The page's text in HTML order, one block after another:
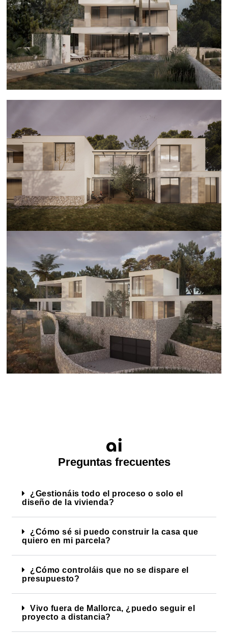
Preguntas frecuentes
¿Gestionáis todo el proceso o solo el
diseño de la vivienda?
¿Cómo sé si puedo construir la casa que
quiero en mi parcela?
¿Cómo controláis que no se dispare el
presupuesto?
Vivo fuera de Mallorca, ¿puedo seguir el
proyecto a distancia?